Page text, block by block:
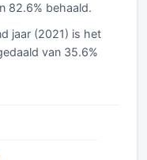
82.6% behaald.
jaar (2021) is het
van 35.6%